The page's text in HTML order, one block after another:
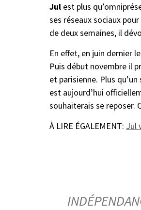
Jul est plus
ses réseaux sociaux
de deux semaines, il
En effet, en juin dernier
Puis début novembre il
et parisienne. Plus
est aujourd’hui
souhaiterais se reposer.
À LIRE ÉGALEMENT: Jul